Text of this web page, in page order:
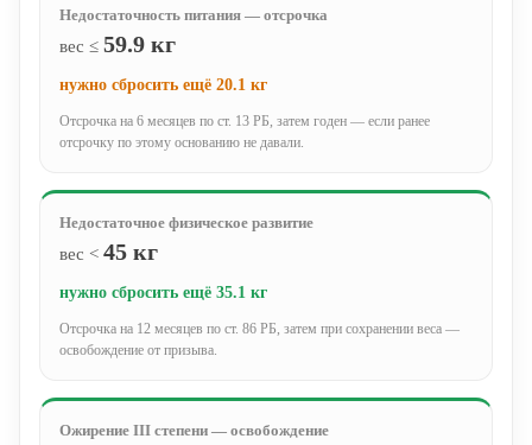
Недостаточность питания — отсрочка
вес ≤ 59.9 кг
нужно сбросить ещё 20.1 кг
Отсрочка на 6 месяцев по ст. 13 РБ, затем годен — если ранее
отсрочку по этому основанию не давали.
Недостаточное физическое развитие
вес < 45 кг
нужно сбросить ещё 35.1 кг
Отсрочка на 12 месяцев по ст. 86 РБ, затем при сохранении веса —
освобождение от призыва.
Ожирение III степени — освобождение